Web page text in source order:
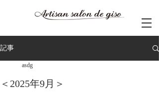
記事
＜2025年9月＞
asdg